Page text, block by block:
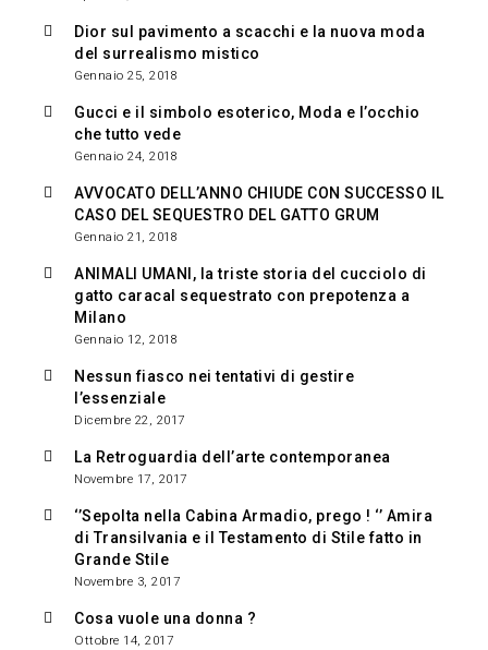
Dior sul pavimento a scacchi e la nuova moda
del surrealismo mistico
Gennaio 25, 2018
Gucci e il simbolo esoterico, Moda e l’occhio
che tutto vede
Gennaio 24, 2018
AVVOCATO DELL’ANNO CHIUDE CON SUCCESSO IL
CASO DEL SEQUESTRO DEL GATTO GRUM
Gennaio 21, 2018
ANIMALI UMANI, la triste storia del cucciolo di
gatto caracal sequestrato con prepotenza a
Milano
Gennaio 12, 2018
Nessun fiasco nei tentativi di gestire
l’essenziale
Dicembre 22, 2017
La Retroguardia dell’arte contemporanea
Novembre 17, 2017
‘’Sepolta nella Cabina Armadio, prego ! ‘’ Amira
di Transilvania e il Testamento di Stile fatto in
Grande Stile
Novembre 3, 2017
Cosa vuole una donna ?
Ottobre 14, 2017